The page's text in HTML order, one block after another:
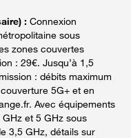
: Connexion
sous
zones couvertes
: 29€. Jusqu’à 1,5
: débits maximum
5G+ et en
Avec équipements
et 5 GHz sous
3,5 GHz, détails sur